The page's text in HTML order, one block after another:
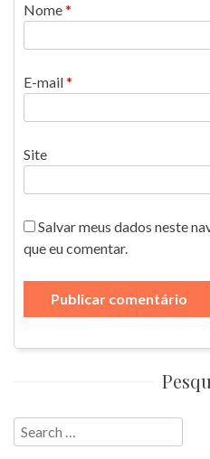
Nome*
E-mail*
Site
Salvar meus dados neste
que eu comentar.
Search
for: